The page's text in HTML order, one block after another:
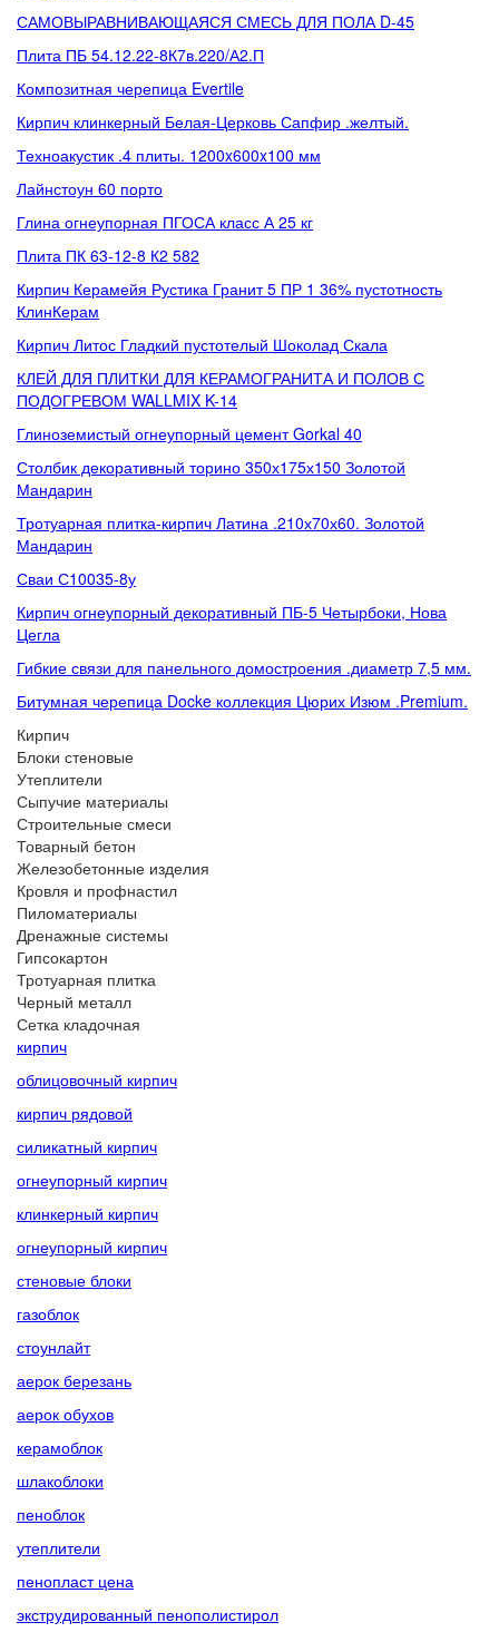
САМОВЫРАВНИВАЮЩАЯСЯ СМЕСЬ ДЛЯ ПОЛА D-45
Плита ПБ 54.12.22-8К7в.220/А2.П
Композитная черепица Evertile
Кирпич клинкерный Белая-Церковь Сапфир .желтый.
Техноакустик .4 плиты. 1200x600x100 мм
Лайнстоун 60 порто
Глина огнеупорная ПГОСА класс А 25 кг
Плита ПК 63-12-8 К2 582
Кирпич Керамейя Рустика Гранит 5 ПР 1 36% пустотность
КлинКерам
Кирпич Литос Гладкий пустотелый Шоколад Скала
КЛЕЙ ДЛЯ ПЛИТКИ ДЛЯ КЕРАМОГРАНИТА И ПОЛОВ С
ПОДОГРЕВОМ WALLMIX K-14
Глиноземистый огнеупорный цемент Gorkal 40
Столбик декоративный торино 350х175х150 Золотой
Мандарин
Тротуарная плитка-кирпич Латина .210х70х60. Золотой
Мандарин
Сваи С10035-8у
Кирпич огнеупорный декоративный ПБ-5 Четырбоки, Нова
Цегла
Гибкие связи для панельного домостроения .диаметр 7,5 мм.
Битумная черепица Docke коллекция Цюрих Изюм .Premium.
Кирпич
Блоки стеновые
Утеплители
Сыпучие материалы
Строительные смеси
Товарный бетон
Железобетонные изделия
Кровля и профнастил
Пиломатериалы
Дренажные системы
Гипсокартон
Тротуарная плитка
Черный металл
Сетка кладочная
кирпич
облицовочный кирпич
кирпич рядовой
силикатный кирпич
огнеупорный кирпич
клинкерный кирпич
огнеупорный кирпич
стеновые блоки
газоблок
стоунлайт
аерок березань
аерок обухов
керамоблок
шлакоблоки
пеноблок
утеплители
пенопласт цена
экструдированный пенополистирол